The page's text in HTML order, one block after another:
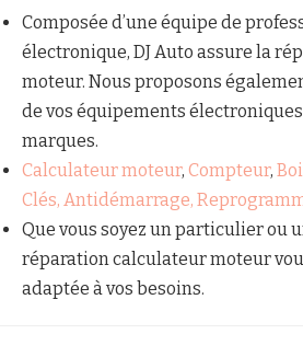
Composée d’une équipe de
électronique, DJ Auto assure la
moteur. Nous proposons
de vos équipements
marques.
Calculateur moteur, Compteur,
Clés, Antidémarrage,
Que vous soyez un particulier ou
réparation calculateur moteur
adaptée à vos besoins.